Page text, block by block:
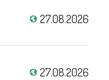
27.08.2026
27.08.2026